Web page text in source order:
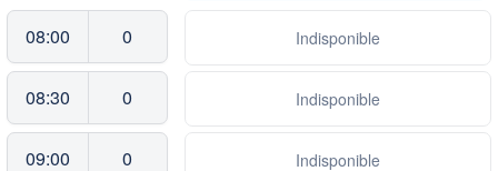
08:00 0 Indisponible
08:30 0 Indisponible
09:00 0 Indisponible